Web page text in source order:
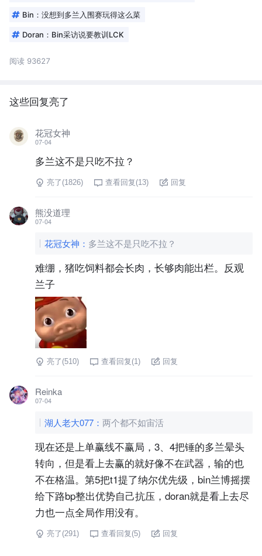
Bin：没想到多兰入围赛玩得这么菜
Doran：Bin采访说要教训LCK
阅读 93627
这些回复亮了
花冠女神
07-04
多兰这不是只吃不拉？
亮了(1826) 查看回复(13) 回复
熊没道理
07-04
花冠女神 ： 多兰这不是只吃不拉？
难绷，猪吃饲料都会长肉，长够肉能出栏。反观
兰子
亮了(510) 查看回复(1) 回复
Reinka
07-04
湖人老大077 ： 两个都不如宙活
现在还是上单赢线不赢局，3、4把锤的多兰晕头
转向，但是看上去赢的就好像不在武器，输的也
不在格温。第5把t1提了纳尔优先级，bin兰博摇摆
给下路bp整出优势自己抗压，doran就是看上去尽
力也一点全局作用没有。
亮了(291) 查看回复(5) 回复